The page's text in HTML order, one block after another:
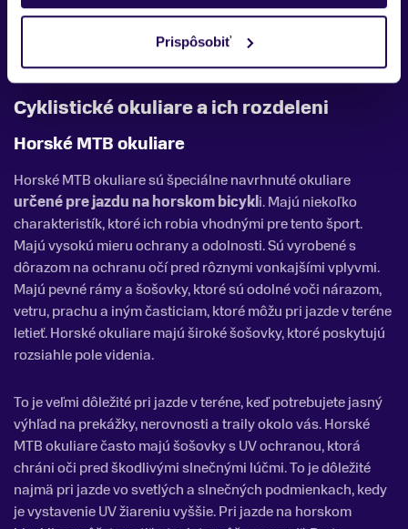
Prispôsobiť
Štýlový doplnok- Okrem svojej funkcionality sú
cyklistické okuliare tiež štýlovým doplnkom. Existuje
Cyklistické okuliare a ich rozdeleni
Horské MTB okuliare
Horské MTB okuliare sú špeciálne navrhnuté okuliare
určené pre jazdu na horskom bicykli. Majú niekoľko
charakteristík, ktoré ich robia vhodnými pre tento šport.
Majú vysokú mieru ochrany a odolnosti. Sú vyrobené s
dôrazom na ochranu očí pred rôznymi vonkajšími vplyvmi.
Majú pevné rámy a šošovky, ktoré sú odolné voči nárazom,
vetru, prachu a iným časticiam, ktoré môžu pri jazde v teréne
letieť. Horské okuliare majú široké šošovky, ktoré poskytujú
rozsiahle pole videnia.
To je veľmi dôležité pri jazde v teréne, keď potrebujete jasný
výhľad na prekážky, nerovnosti a traily okolo vás. Horské
MTB okuliare často majú šošovky s UV ochranou, ktorá
chráni oči pred škodlivými slnečnými lúčmi. To je dôležité
najmä pri jazde vo svetlých a slnečných podmienkach, kedy
je vystavenie UV žiareniu vyššie. Pri jazde na horskom